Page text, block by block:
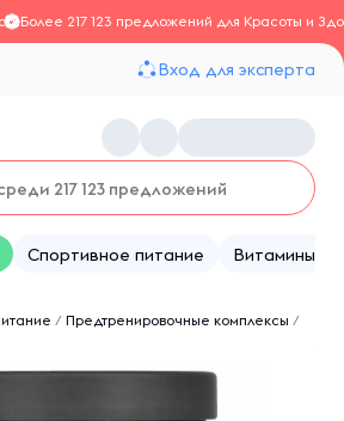
Более 217 123 предложений для Красоты и
Вход для эксперта
Спортивное питание Витамины
/ Предтренировочные комплексы /